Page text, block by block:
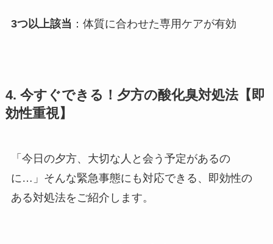
3つ以上該当 ：体質に合わせた専用ケアが有効
4. 今すぐできる！夕方の酸化臭対処法【即
効性重視】
「今日の夕方、大切な人と会う予定があるの
に…」そんな緊急事態にも対応できる、即効性の
ある対処法をご紹介します。